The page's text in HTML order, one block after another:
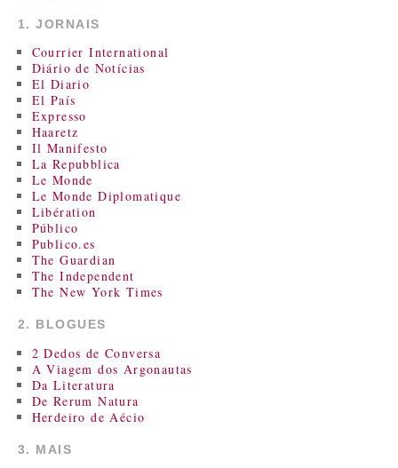
1. JORNAIS
Courrier International
Diário de Notícias
El Diario
El País
Expresso
Haaretz
Il Manifesto
La Repubblica
Le Monde
Le Monde Diplomatique
Libération
Público
Publico.es
The Guardian
The Independent
The New York Times
2. BLOGUES
2 Dedos de Conversa
A Viagem dos Argonautas
Da Literatura
De Rerum Natura
Herdeiro de Aécio
3. MAIS